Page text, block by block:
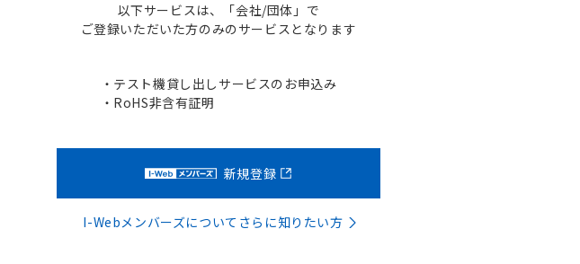
以下サービスは、「会社/団体」で
ご登録いただいた方のみのサービスとなります
・テスト機貸し出しサービスのお申込み
・RoHS非含有証明
新規登録
I-Webメンバーズについてさらに知りたい方